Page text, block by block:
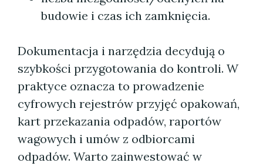
budowie i czas ich zamknięcia.
Dokumentacja i narzędzia decydują o
szybkości przygotowania do kontroli. W
praktyce oznacza to prowadzenie
cyfrowych rejestrów przyjęć opakowań,
kart przekazania odpadów, raportów
wagowych i umów z odbiorcami
odpadów. Warto zainwestować w